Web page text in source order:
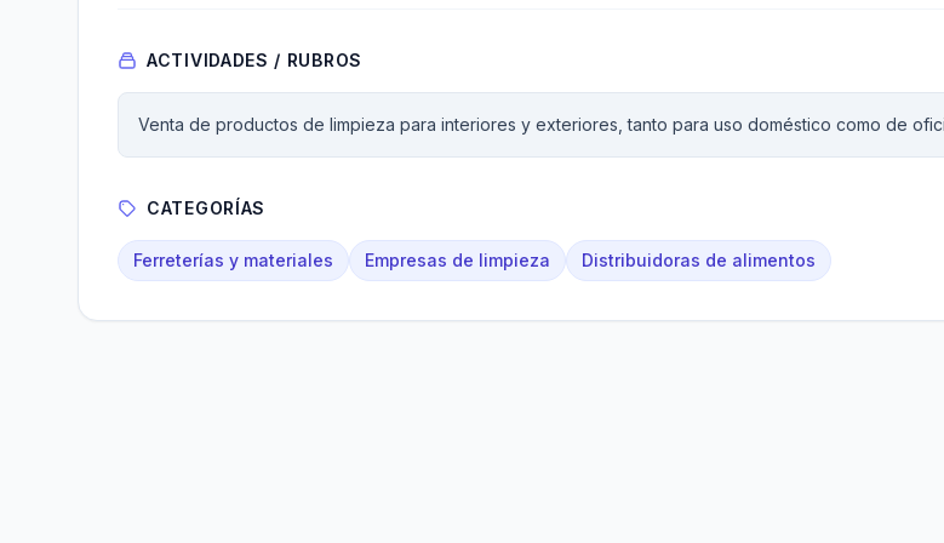
ACTIVIDADES / RUBROS
Venta de productos de limpieza para interiores y exteriores, tanto para uso doméstico como de
CATEGORÍAS
Ferreterías y materiales Empresas de limpieza Distribuidoras de alimentos